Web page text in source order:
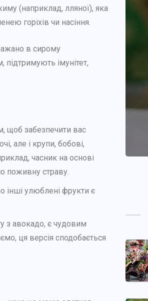
(наприклад, лляної), яка
горіхів чи насіння.
в сирому
підтримують імунітет,
щоб забезпечити вас
але і крупи, бобові,
часник на основі
поживну страву.
інші улюблені фрукти є
з авокадо, є чудовим
ця версія сподобається
РІЗНЕ
2025